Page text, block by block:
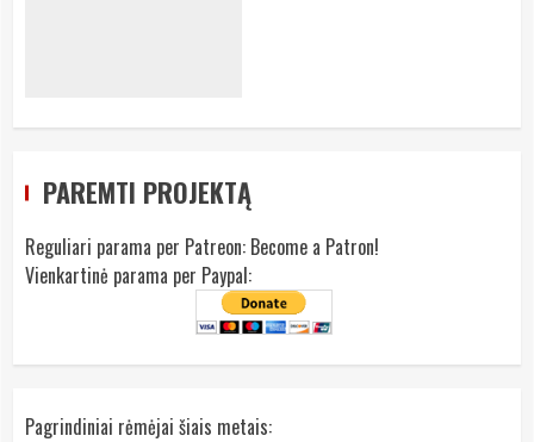
PAREMTI PROJEKTĄ
Reguliari parama per Patreon: Become a Patron!
Vienkartinė parama per Paypal:
Pagrindiniai rėmėjai šiais metais: